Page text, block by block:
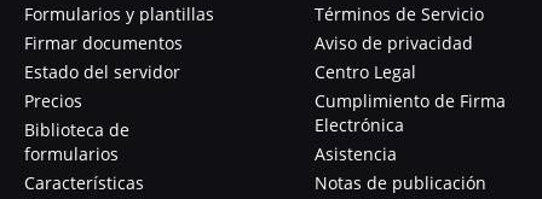
Formularios y plantillas
Firmar documentos
Estado del servidor
Precios
Biblioteca de
formularios
Características
Términos de Servicio
Aviso de privacidad
Centro Legal
Cumplimiento de Firma
Electrónica
Asistencia
Notas de publicación